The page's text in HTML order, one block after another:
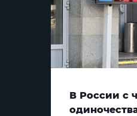
В России с